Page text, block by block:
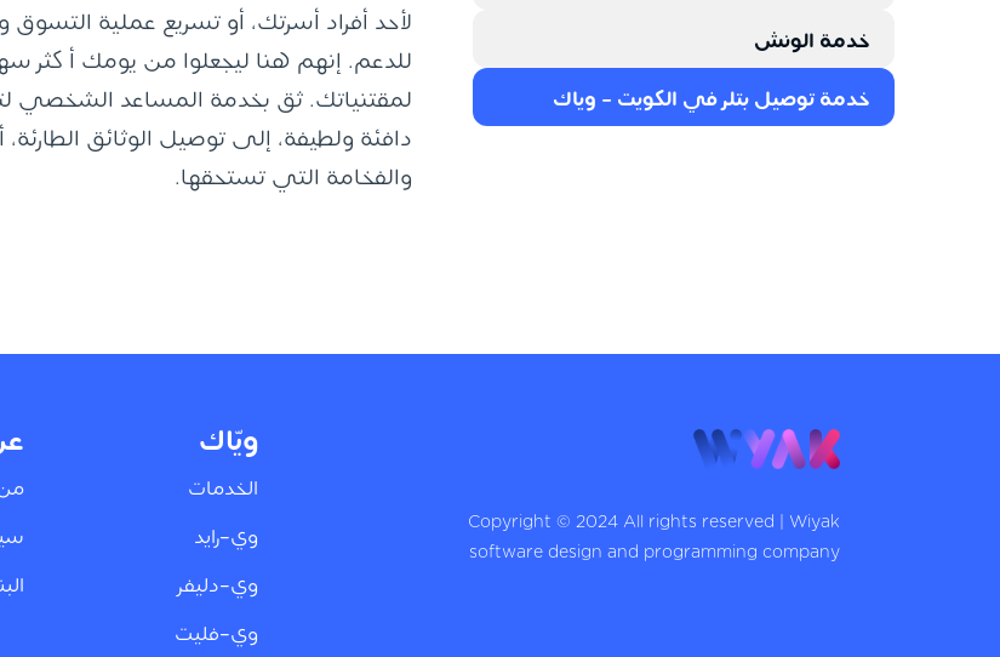
خدمة الونش
خدمة توصيل بتلر في الكويت - وياك
لأحد أفراد أسرتك، أو تسريع عملية
للدعم. إنهم هنا ليجعلوا من يومك أ كثر
لمقتنياتك. ثق بخدمة المساعد الشخصي
دافئة ولطيفة، إلى توصيل الوثائق
والفخامة التي تستحقها.
Copyright © 2024 All rights reserved | Wiyak
software design and programming company
ويّاك
الخدمات
وي-رايد
وي-دليفر
وي-فليت